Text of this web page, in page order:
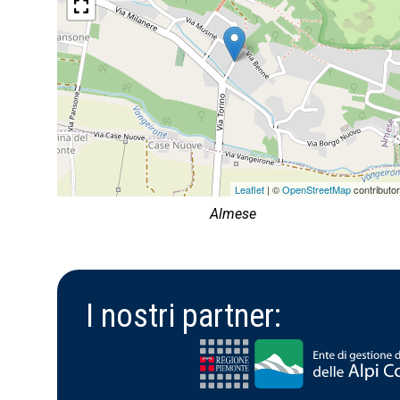
Leaflet| ©OpenStreetMap
Almese
I nostri partner: